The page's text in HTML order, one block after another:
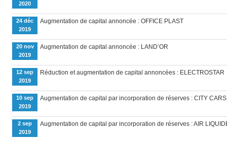
2020
24 déc
2019
Augmentation de capital annoncée : OFFICE PLAST
20 nov
2019
Augmentation de capital annoncée : LAND’OR
12 sep
2019
Réduction et augmentation de capital annoncées : ELECTROSTAR
10 sep
2019
Augmentation de capital par incorporation de réserves : CITY CARS
2 sep
2019
Augmentation de capital par incorporation de réserves : AIR